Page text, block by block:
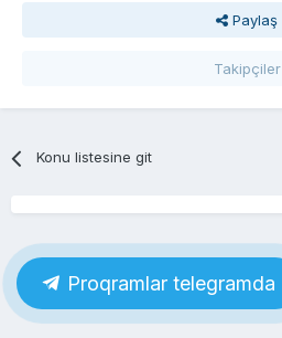
Paylaş
Takipçiler
Konu listesine git
Proqramlar telegramda